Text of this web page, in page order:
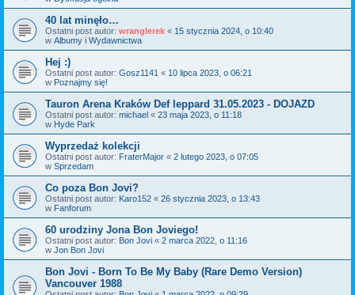
40 lat minęło…
Ostatni post autor: wranglerek « 15 stycznia 2024, o 10:40
w Albumy i Wydawnictwa
Hej :)
Ostatni post autor: Gosz1141 « 10 lipca 2023, o 06:21
w Poznajmy się!
Tauron Arena Kraków Def leppard 31.05.2023 - DOJAZD
Ostatni post autor: michael « 23 maja 2023, o 11:18
w Hyde Park
Wyprzedaż kolekcji
Ostatni post autor: FraterMajor « 2 lutego 2023, o 07:05
w Sprzedam
Co poza Bon Jovi?
Ostatni post autor: Karo152 « 26 stycznia 2023, o 13:43
w Fanforum
60 urodziny Jona Bon Joviego!
Ostatni post autor: Bon Jovi « 2 marca 2022, o 11:16
w Jon Bon Jovi
Bon Jovi - Born To Be My Baby (Rare Demo Version)
Vancouver 1988